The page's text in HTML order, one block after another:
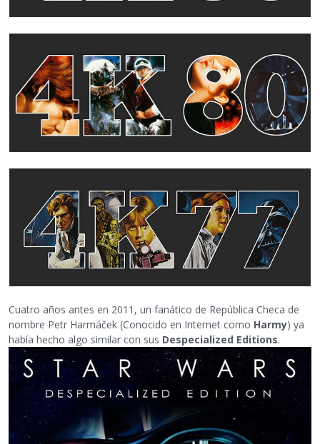
Cuatro años antes en 2011, un fanático de República Checa de
nombre Petr Harmáček (Conocido en Internet como Harmy) ya
había hecho algo similar con sus Despecialized Editions.